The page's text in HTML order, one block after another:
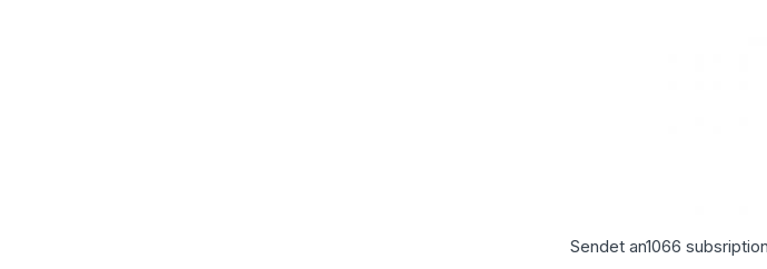
Sendet an1066